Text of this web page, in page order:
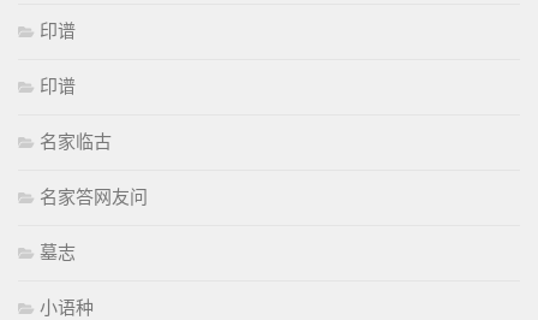
印谱
印谱
名家临古
名家答网友问
墓志
小语种